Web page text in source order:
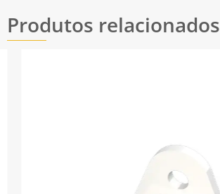
Produtos relacionados